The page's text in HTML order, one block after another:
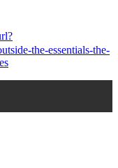
the-essentials-the-